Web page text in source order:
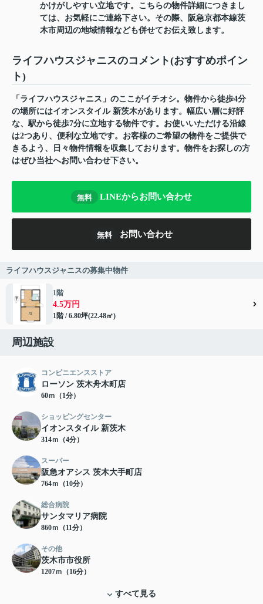
かけがしやすい立地です。こちらの物件詳細につきまし
ては、お気軽にご連絡下さい。その際、阪急京都本線茨
木市周辺の地域情報なども併せてお伝え致します。
ライフハウスジャニスのコメント(おすすめポイン
ト)
「ライフハウスジャニス」のここがイチオシ。物件から徒歩4分
の場所にはイオンスタイル 新茨木があります。幅広い層に好評
な、駅から徒歩7分に立地する物件です。お使いいただける沿線
は2つあり、便利な立地です。お客様のご希望の物件をご提供で
きるよう、日々物件情報を収集しております。物件をお探しの方
はぜひ当社へお問い合わせ下さい。
無料 LINEからお問い合わせ
無料 お問い合わせ
ライフハウスジャニスの募集中物件
1階
4.5万円
1階 / 6.80坪(22.48㎡)
周辺施設
コンビニエンスストア
ローソン 茨木舟木町店
60ｍ（1分）
ショッピングセンター
イオンスタイル 新茨木
314ｍ（4分）
スーパー
阪急オアシス 茨木大手町店
764ｍ（10分）
総合病院
サンタマリア病院
860ｍ（11分）
その他
茨木市市役所
1207ｍ（16分）
すべて見る